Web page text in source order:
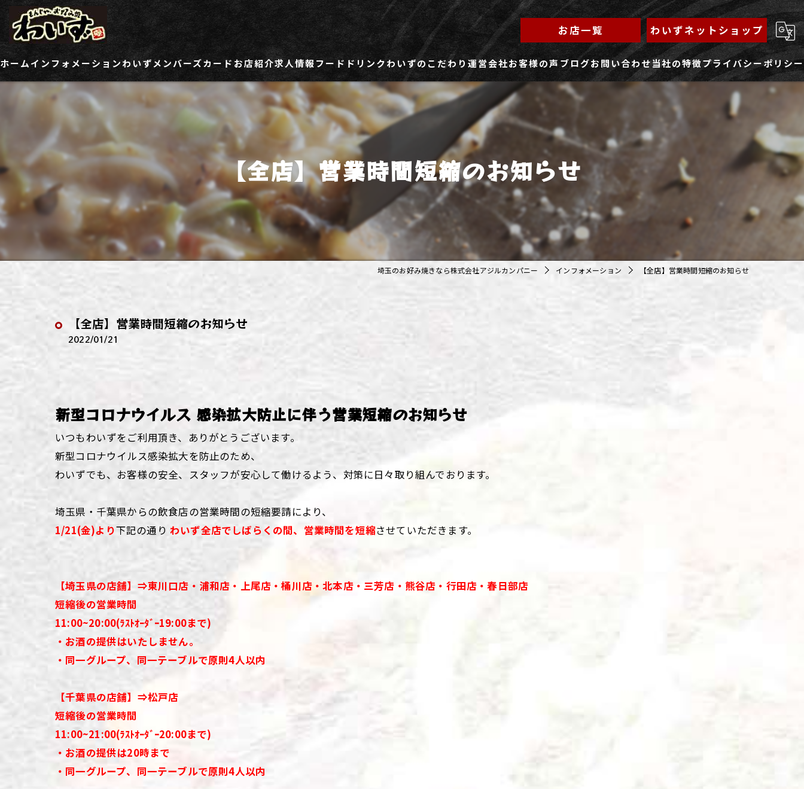
お店一覧 わいずネットショップ
ホームインフォメーションわいずメンバーズカード
ご登録情報変更フォーム
お店紹介
わいず所沢店
わいずふじみ野店
わいず熊谷店
わいず春日部店
わいず三芳店
わいず東川口店
わいず松戸店
求人情報
社員用求人ページ
パート・アルバイト用求人ページ
フード ドリンクわいずのこだわり運営会社お客様の声 ブログお問い合わせ当社の特徴
もんじゃ
ランチ
焼きそば
鉄板焼き
プライバシーポリシー
【全店】営業時間短縮のお知らせ
埼玉のお好み焼きなら株式会社アジルカンパニー インフォメーション 【全店】営業時間短縮のお知らせ
【全店】営業時間短縮のお知らせ
2022/01/21
新型コロナウイルス 感染拡大防止に伴う営業短縮のお知らせ
いつもわいずをご利用頂き、ありがとうございます。
新型コロナウイルス感染拡大を防止のため、
わいずでも、お客様の安全、スタッフが安心して働けるよう、対策に日々取り組んでおります。
埼玉県・千葉県からの飲食店の営業時間の短縮要請により、
1/21(金)より下記の通り わいず全店でしばらくの間、営業時間を短縮させていただきます。
【埼玉県の店舗】⇒東川口店・浦和店・上尾店・桶川店・北本店・三芳店・熊谷店・行田店・春日部店
短縮後の営業時間
11:00~20:00(ﾗｽﾄｵｰﾀﾞｰ19:00まで)
・お酒の提供はいたしません。
・同一グループ、同一テーブルで原則4人以内
【千葉県の店舗】⇒松戸店
短縮後の営業時間
11:00~21:00(ﾗｽﾄｵｰﾀﾞｰ20:00まで)
・お酒の提供は20時まで
・同一グループ、同一テーブルで原則4人以内